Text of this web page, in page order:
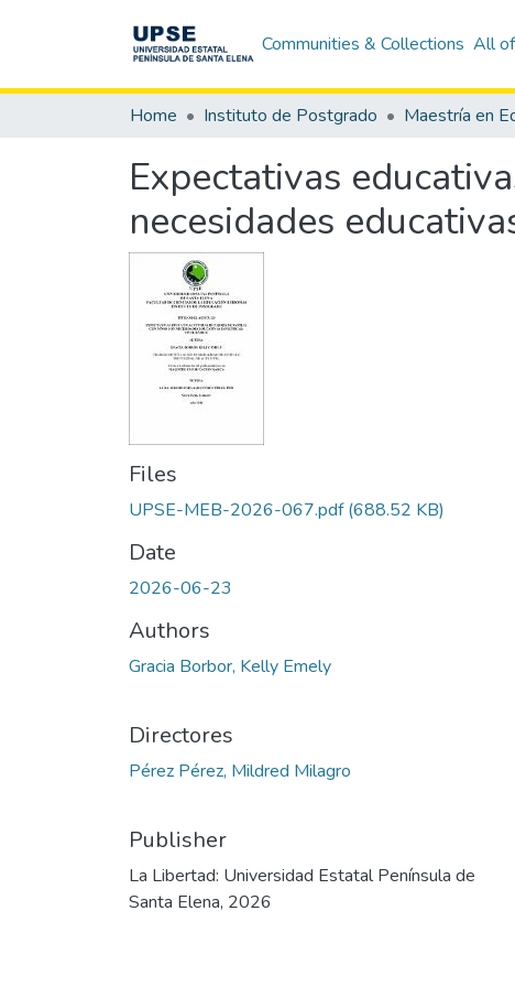
Communities & Collections All
Home Instituto de Postgrado
Expectativas
necesidades
Files
UPSE-MEB-2026-067.pdf(688.52 KB)
Date
2026-06-23
Authors
Gracia Borbor, Kelly Emely
Directores
Pérez Pérez, Mildred Milagro
Publisher
La Libertad: Universidad Estatal Península de
Santa Elena, 2026